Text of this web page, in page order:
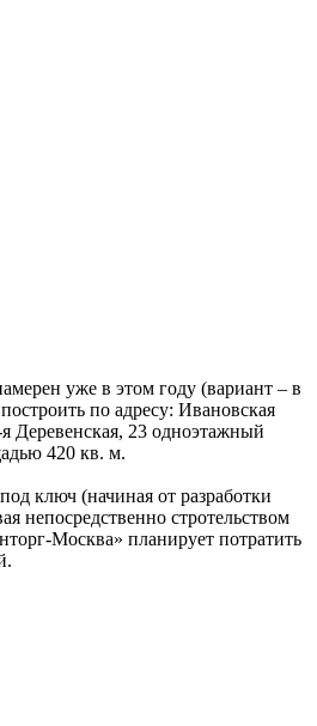
уже в этом году (вариант – в
по адресу: Ивановская
Деревенская, 23 одноэтажный
420 кв. м.
ключ (начиная от разработки
непосредственно стротельством
Москва» планирует потратить